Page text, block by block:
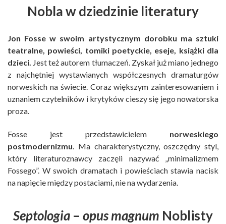
Nobla w dziedzinie literatury
Jon Fosse w swoim artystycznym dorobku ma sztuki
teatralne, powieści, tomiki poetyckie, eseje, książki dla
dzieci. Jest też autorem tłumaczeń. Zyskał już miano jednego
z najchętniej wystawianych współczesnych dramaturgów
norweskich na świecie. Coraz większym zainteresowaniem i
uznaniem czytelników i krytyków cieszy się jego nowatorska
proza.
Fosse jest przedstawicielem norweskiego
postmodernizmu. Ma charakterystyczny, oszczędny styl,
który literaturoznawcy zaczęli nazywać „minimalizmem
Fossego”. W swoich dramatach i powieściach stawia nacisk
na napięcie między postaciami, nie na wydarzenia.
Septologia – opus magnum Noblisty